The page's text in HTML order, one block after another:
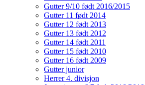
Gutter 9/10 født 2016/2015
Gutter 11 født 2014
Gutter 12 født 2013
Gutter 13 født 2012
Gutter 14 født 2011
Gutter 15 født 2010
Gutter 16 født 2009
Gutter junior
Herrer 4. divisjon